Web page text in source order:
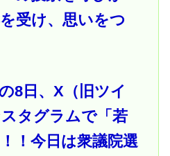
受け、思いをつ
8日、X（旧ツイ
タグラムで「若
！今日は衆議院選